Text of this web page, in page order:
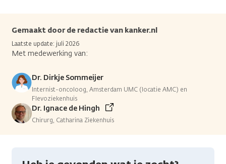
Gemaakt door de redactie van kanker.nl
Laatste update: juli 2026
Met medewerking van:
Dr. Dirkje Sommeijer
Internist-oncoloog, Amsterdam UMC (locatie AMC) en
Flevoziekenhuis
Dr. Ignace de Hingh
Chirurg, Catharina Ziekenhuis